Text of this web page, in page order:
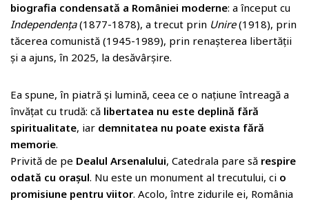
biografia condensată a României moderne: a început cu
Independența(1877-1878), a trecut prin Unire(1918), prin
tăcerea comunistă (1945-1989), prin renașterea libertății
și a ajuns, în 2025, la desăvârșire.
Ea spune, în piatră și lumină, ceea ce o națiune întreagă a
învățat cu trudă: că libertatea nu este deplină fără
spiritualitate, iar demnitatea nu poate exista fără
memorie.
Privită de pe Dealul Arsenalului, Catedrala pare să respire
odată cu orașul. Nu este un monument al trecutului, ci o
promisiune pentru viitor. Acolo, între zidurile ei, România